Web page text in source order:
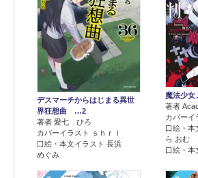
デスマーチからはじまる異世
界狂想曲 …2
著者 愛七 ひろ
カバーイラスト ｓｈｒｉ
口絵・本文イラスト 長浜
めぐみ
魔法少女
著者
カバーイ
口絵・本
ら おむ
口絵・本